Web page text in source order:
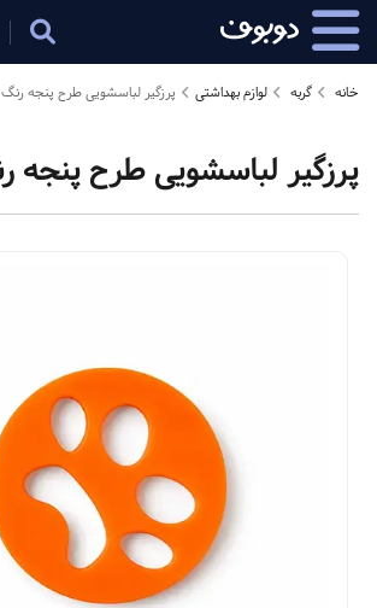
خانه گربه لوازم بهداشتی پرزگیر لباسشویی طرح پنجه رنگ
پرزگیر لباسشویی طرح پنجه